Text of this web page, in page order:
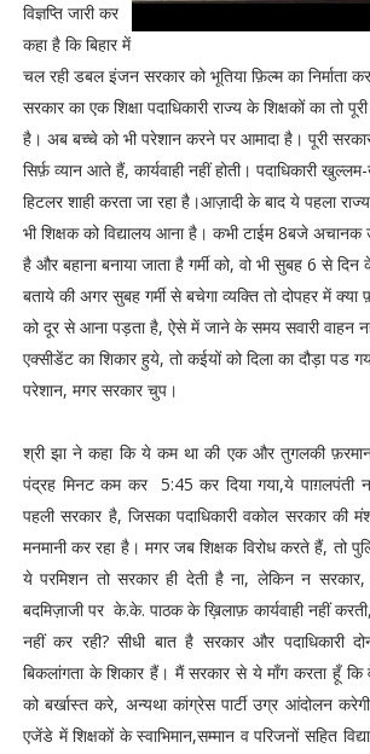
विज्ञप्ति जारी कर
कहा है कि बिहार में
चल रही डबल इंजन सरकार को भूतिया फ़िल्म का निर्माता
सरकार का एक शिक्षा पदाधिकारी राज्य के शिक्षकों का तो
है। अब बच्चे को भी परेशान करने पर आमादा है। पूरी
सिर्फ़ व्यान आते हैं, कार्यवाही नहीं होती। पदाधिकारी
हिटलर शाही करता जा रहा है।आज़ादी के बाद ये पहला
भी शिक्षक को विद्यालय आना है। कभी टाईम 8बजे
है और बहाना बनाया जाता है गर्मी को, वो भी सुबह 6 से
बताये की अगर सुबह गर्मी से बचेगा व्यक्ति तो दोपहर में क्या
को दूर से आना पड़ता है, ऐसे में जाने के समय सवारी वाहन
एक्सीडेंट का शिकार हुये, तो कईयों को दिला का दौड़ा पड
परेशान, मगर सरकार चुप।
श्री झा ने कहा कि ये कम था की एक और तुगलकी
पंद्रह मिनट कम कर 5:45 कर दिया गया,ये पाग़लपंती
पहली सरकार है, जिसका पदाधिकारी वकोल सरकार की
मनमानी कर रहा है। मगर जब शिक्षक विरोध करते हैं, तो
ये परमिशन तो सरकार ही देती है ना, लेकिन न
बदमिज़ाजी पर के.के. पाठक के ख़िलाफ़ कार्यवाही नहीं
नहीं कर रही? सीधी बात है सरकार और पदाधिकारी
बिकलांगता के शिकार हैं। मैं सरकार से ये माँग करता हूँ
को बर्खास्त करे, अन्यथा कांग्रेस पार्टी उग्र आंदोलन
एजेंडे में शिक्षकों के स्वाभिमान,सम्मान व परिजनों सहित